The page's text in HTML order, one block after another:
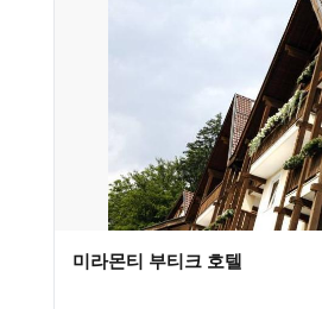
미라몬티 부티크 호텔